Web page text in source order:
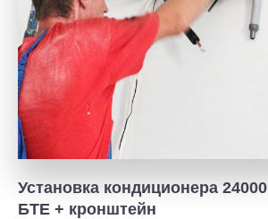
Установка кондиционера 24000
БТЕ + кронштейн